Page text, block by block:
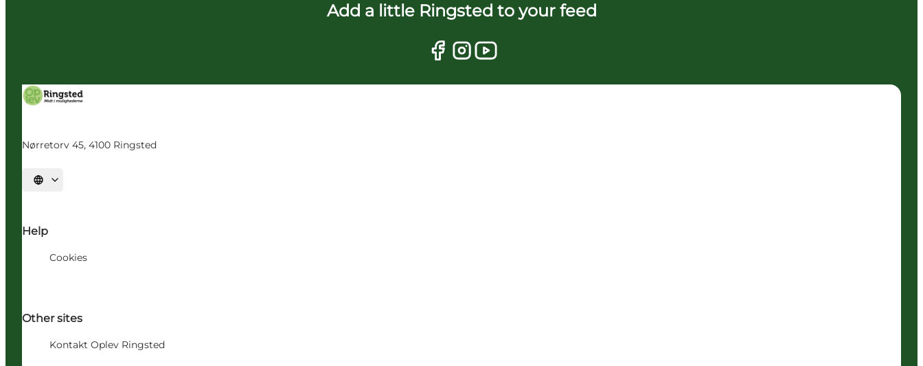
Add a little Ringsted to your feed
Nørretorv 45, 4100 Ringsted
Vælg sprog
Help
Cookies
Other sites
Kontakt Oplev Ringsted